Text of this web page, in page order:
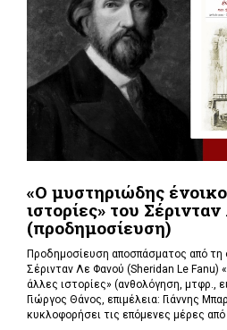
«Ο μυστηριώδης
ιστορίες» του
(προδημοσίευση)
Προδημοσίευση αποσπάσματος από τη
Σέρινταν Λε Φανού (Sheridan Le Fanu)
άλλες ιστορίες» (ανθολόγηση, μτφρ.,
Γιώργος Θάνος, επιμέλεια: Γιάννης
κυκλοφορήσει τις επόμενες μέρες από